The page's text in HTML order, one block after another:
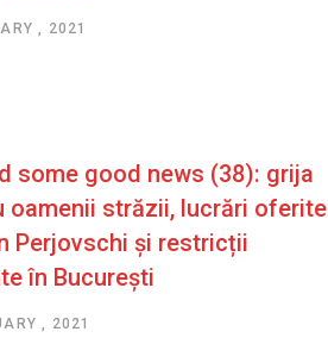
, 2021
some good news (38): grija
oamenii străzii, lucrări oferite
Perjovschi și restricții
în București
, 2021